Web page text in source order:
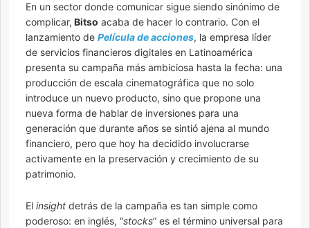
En un sector donde comunicar sigue siendo sinónimo de
complicar, Bitso acaba de hacer lo contrario. Con el
lanzamiento de Película de acciones, la empresa líder
de servicios financieros digitales en Latinoamérica
presenta su campaña más ambiciosa hasta la fecha: una
producción de escala cinematográfica que no solo
introduce un nuevo producto, sino que propone una
nueva forma de hablar de inversiones para una
generación que durante años se sintió ajena al mundo
financiero, pero que hoy ha decidido involucrarse
activamente en la preservación y crecimiento de su
patrimonio.
El insight detrás de la campaña es tan simple como
poderoso: en inglés, “stocks” es el término universal para